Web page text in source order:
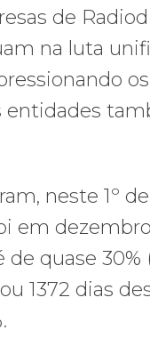
de
na luta
entidades
neste 1º
em
quase 30%
1372 dias